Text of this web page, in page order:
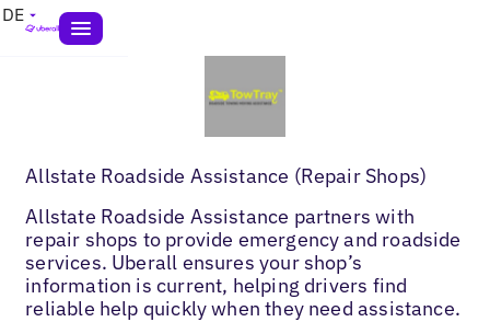
DE
Allstate Roadside Assistance (Repair Shops)
Allstate Roadside Assistance partners with
repair shops to provide emergency and roadside
services. Uberall ensures your shop’s
information is current, helping drivers find
reliable help quickly when they need assistance.